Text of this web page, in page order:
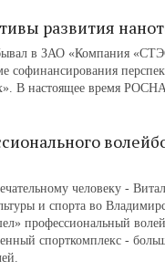
развития
в ЗАО «Компания
софинансирования
В настоящее время
человеку -
и спорта во
профессиональный
спорткомплекс -